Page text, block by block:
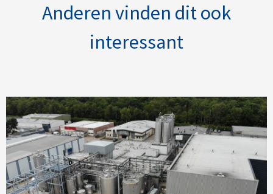
Anderen vinden dit ook
interessant